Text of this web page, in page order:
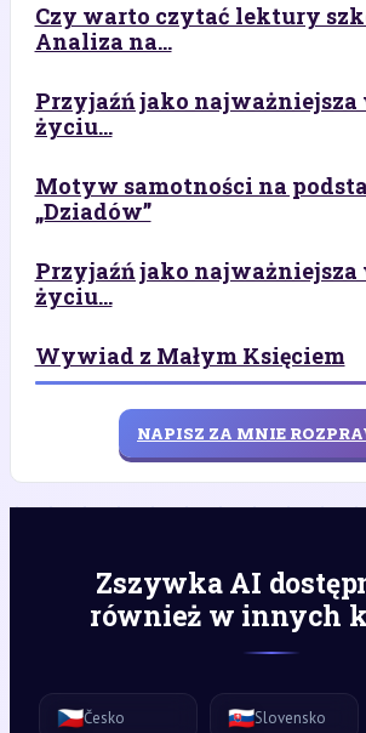
Czy warto czytać lektury
Analiza na...
Przyjaźń jako najważniejsza
życiu...
Motyw samotności na
„Dziadów”
Przyjaźń jako najważniejsza
życiu...
Wywiad z Małym Księciem
NAPISZ ZA MNIE
Zszywka AI
również w innych
🇨🇿Česko 🇸🇰Slovensko